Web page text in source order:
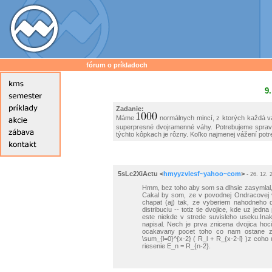
fórum o príkladoch
Zadanie:
Máme
normálnych mincí, z ktorých každá
superpresné dvojramenné váhy. Potrebujeme
týchto kôpkach je rôzny. Koľko najmenej vážení
5sLc2XiActu <hmyyzvlesf~yahoo~com>- 26. 12.
Hmm, bez toho aby som sa dlhsie
Cakal by som, ze v povodnej
chapat (aj) tak, ze vyberiem nahodneho
distribuciu -- totiz tie dvojice, kde uz
este niekde v strede suvisleho
napisal. Nech je prva znicena dvojica
ocakavany pocet toho co nam ostane
\sum_{l=0}^{x-2} ( R_l + R_{x-2-l} )z coho
riesenie E_n = R_{n-2}.